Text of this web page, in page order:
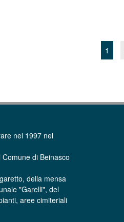
1
nel 1997 nel
di Beinasco
della mensa
"Garelli", del
aree cimiteriali